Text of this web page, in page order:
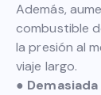
Además,
combustible
la presión al
viaje largo.
●